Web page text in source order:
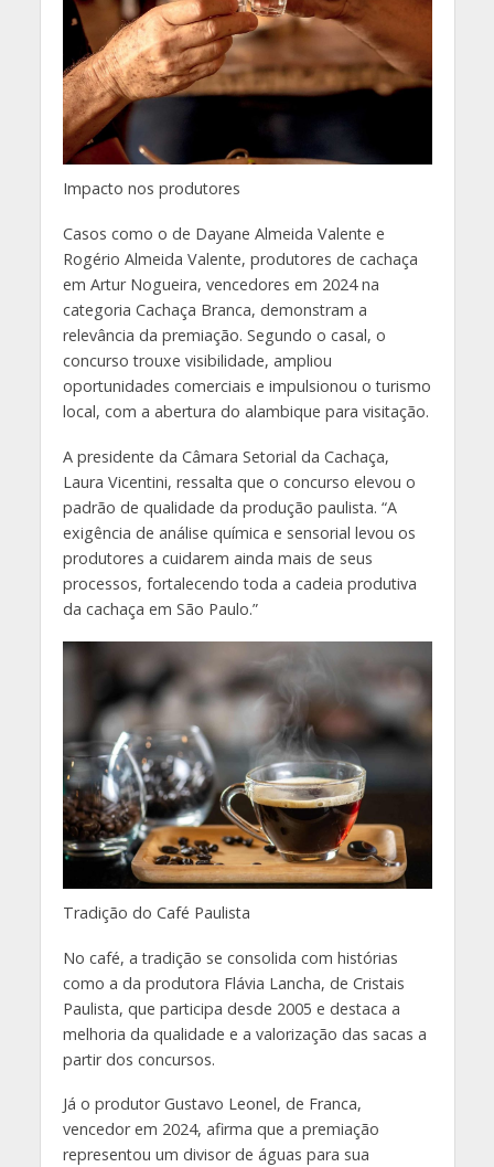
Impacto nos produtores
Casos como o de Dayane Almeida Valente e
Rogério Almeida Valente, produtores de cachaça
em Artur Nogueira, vencedores em 2024 na
categoria Cachaça Branca, demonstram a
relevância da premiação. Segundo o casal, o
concurso trouxe visibilidade, ampliou
oportunidades comerciais e impulsionou o turismo
local, com a abertura do alambique para visitação.
A presidente da Câmara Setorial da Cachaça,
Laura Vicentini, ressalta que o concurso elevou o
padrão de qualidade da produção paulista. “A
exigência de análise química e sensorial levou os
produtores a cuidarem ainda mais de seus
processos, fortalecendo toda a cadeia produtiva
da cachaça em São Paulo.”
Tradição do Café Paulista
No café, a tradição se consolida com histórias
como a da produtora Flávia Lancha, de Cristais
Paulista, que participa desde 2005 e destaca a
melhoria da qualidade e a valorização das sacas a
partir dos concursos.
Já o produtor Gustavo Leonel, de Franca,
vencedor em 2024, afirma que a premiação
representou um divisor de águas para sua